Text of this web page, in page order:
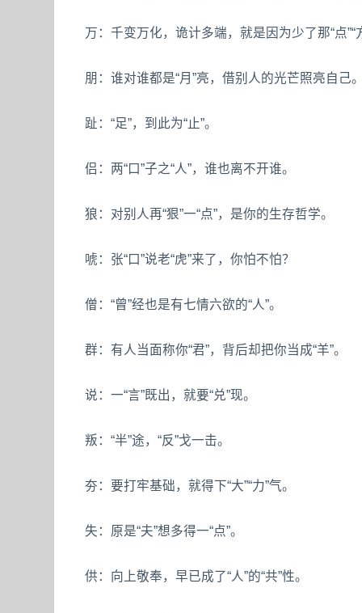
万：千变万化，诡计多端，就是因为少了那“点”“
朋：谁对谁都是“月”亮，借别人的光芒照亮自己。
趾：“足”，到此为“止”。
侣：两“口”子之“人”，谁也离不开谁。
狼：对别人再“狠”一“点”，是你的生存哲学。
唬：张“口”说老“虎”来了，你怕不怕？
僧：“曾”经也是有七情六欲的“人”。
群：有人当面称你“君”，背后却把你当成“羊”。
说：一“言”既出，就要“兑”现。
叛：“半”途，“反”戈一击。
夯：要打牢基础，就得下“大”“力”气。
失：原是“夫”想多得一“点”。
供：向上敬奉，早已成了“人”的“共”性。